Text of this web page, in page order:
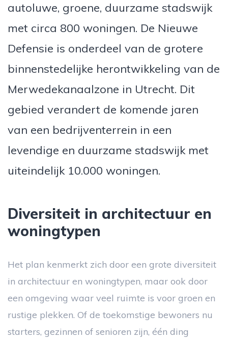
autoluwe, groene, duurzame stadswijk
met circa 800 woningen. De Nieuwe
Defensie is onderdeel van de grotere
binnenstedelijke herontwikkeling van de
Merwedekanaalzone in Utrecht. Dit
gebied verandert de komende jaren
van een bedrijventerrein in een
levendige en duurzame stadswijk met
uiteindelijk 10.000 woningen.
Diversiteit in architectuur en
woningtypen
Het plan kenmerkt zich door een grote diversiteit
in architectuur en woningtypen, maar ook door
een omgeving waar veel ruimte is voor groen en
rustige plekken. Of de toekomstige bewoners nu
starters, gezinnen of senioren zijn, één ding